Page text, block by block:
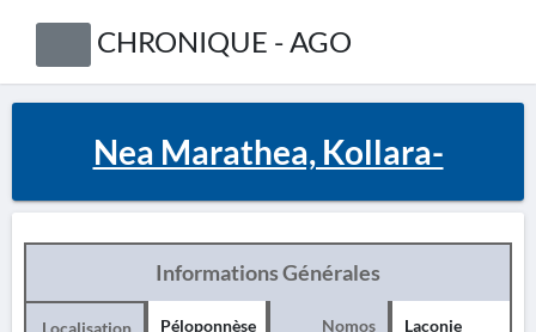
CHRONIQUE - AGO
Nea Marathea, Kollara-
Informations Générales
Localisation Péloponnèse Nomos Laconie